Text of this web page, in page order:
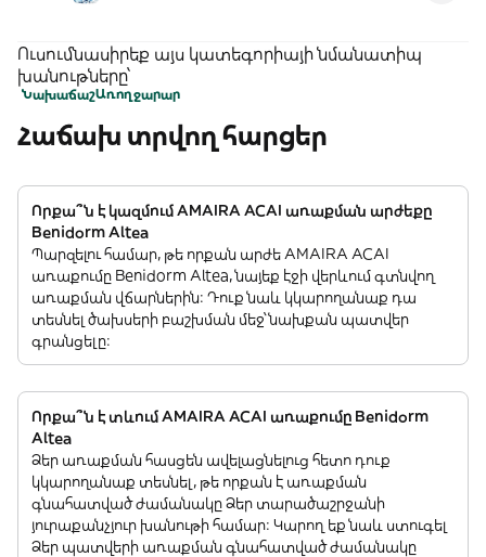
Ուսումնասիրեք այս կատեգորիայի նմանատիպ
խանութները՝
ՆախաճաշԱռողջարար
Հաճախ տրվող հարցեր
Որքա՞ն է կազմում AMAIRA ACAI առաքման արժեքը
Benidorm Altea
Պարզելու համար, թե որքան արժե AMAIRA ACAI
առաքումը Benidorm Altea, նայեք էջի վերևում գտնվող
առաքման վճարներին: Դուք նաև կկարողանաք դա
տեսնել ծախսերի բաշխման մեջ՝ նախքան պատվեր
գրանցելը:
Որքա՞ն է տևում AMAIRA ACAI առաքումը Benidorm
Altea
Ձեր առաքման հասցեն ավելացնելուց հետո դուք
կկարողանաք տեսնել, թե որքան է առաքման
գնահատված ժամանակը Ձեր տարածաշրջանի
յուրաքանչյուր խանութի համար: Կարող եք նաև ստուգել
Ձեր պատվերի առաքման գնահատված ժամանակը